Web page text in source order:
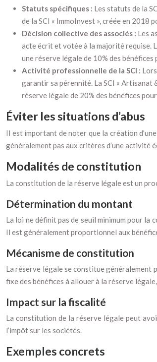
Statuts spécifiques : Les statuts de la
de la SCI « ImmoInvest », créée en 2018
Décision collective des associés : Les
acte écrit et votée à la majorité requise.
une réserve légale de 10% des
Activité professionnelle de la SCI :
garantir sa pérennité. La SCI « Artisanat
réserve légale de 20% des bénéfices
Éviter les situations d’abus
Il est important de noter que la création
généralement pas aux critères d’une activité
Modalités de constitution
La constitution de la réserve légale est un
Détermination du montant
La loi ne définit pas de seuil minimum pour
Il est généralement proportionnel aux
Mécanisme de constitution
La réserve légale se constitue généralement
fixe des bénéfices à allouer à la réserve
Impact sur la fiscalité
La constitution de la réserve légale peut
l’impôt sur les sociétés.
Exemples concrets